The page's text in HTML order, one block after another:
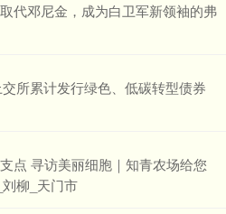
代邓尼金，成为白卫军新领袖的弗
所累计发行绿色、低碳转型债券
点 寻访美丽细胞｜知青农场给您
柳_天门市